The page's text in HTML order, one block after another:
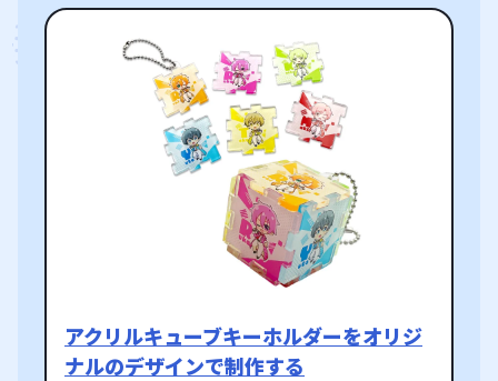
アクリルキューブキーホルダーをオリジ
ナルのデザインで制作する